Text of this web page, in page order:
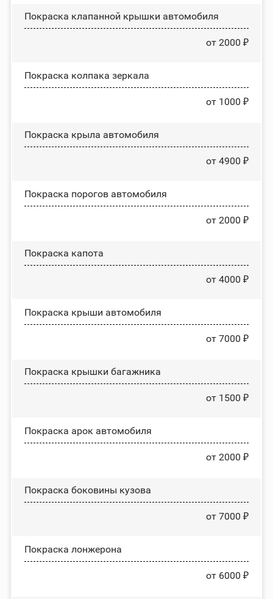
Покраска клапанной крышки автомобиля
от 2000 ₽
Покраска колпака зеркала
от 1000 ₽
Покраска крыла автомобиля
от 4900 ₽
Покраска порогов автомобиля
от 2000 ₽
Покраска капота
от 4000 ₽
Покраска крыши автомобиля
от 7000 ₽
Покраска крышки багажника
от 1500 ₽
Покраска арок автомобиля
от 2000 ₽
Покраска боковины кузова
от 7000 ₽
Покраска лонжерона
от 6000 ₽